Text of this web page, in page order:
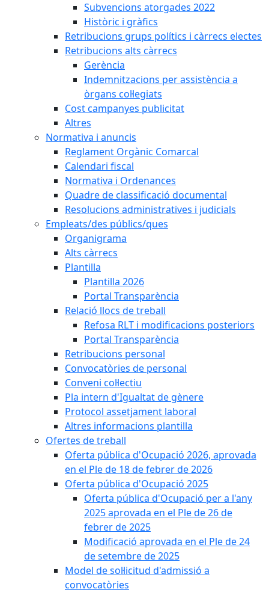
Subvencions atorgades 2022
Històric i gràfics
Retribucions grups polítics i càrrecs electes
Retribucions alts càrrecs
Gerència
Indemnitzacions per assistència a
òrgans col·legiats
Cost campanyes publicitat
Altres
Normativa i anuncis
Reglament Orgànic Comarcal
Calendari fiscal
Normativa i Ordenances
Quadre de classificació documental
Resolucions administratives i judicials
Empleats/des públics/ques
Organigrama
Alts càrrecs
Plantilla
Plantilla 2026
Portal Transparència
Relació llocs de treball
Refosa RLT i modificacions posteriors
Portal Transparència
Retribucions personal
Convocatòries de personal
Conveni col·lectiu
Pla intern d'Igualtat de gènere
Protocol assetjament laboral
Altres informacions plantilla
Ofertes de treball
Oferta pública d'Ocupació 2026, aprovada
en el Ple de 18 de febrer de 2026
Oferta pública d'Ocupació 2025
Oferta pública d'Ocupació per a l'any
2025 aprovada en el Ple de 26 de
febrer de 2025
Modificació aprovada en el Ple de 24
de setembre de 2025
Model de sol·licitud d'admissió a
convocatòries